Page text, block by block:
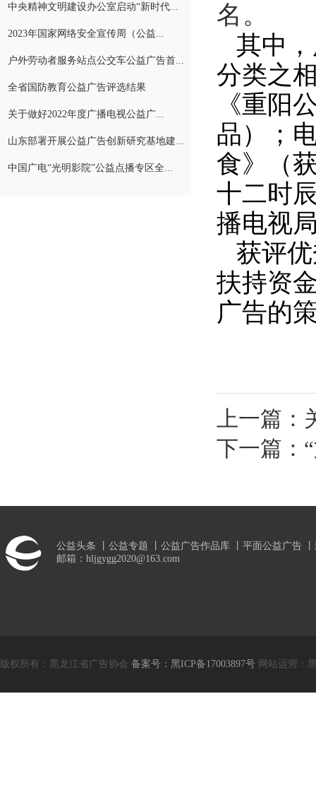
中央精神文明建设办公室启动“新时代...
2023年国家网络安全宣传周（公益...
户外劳动者服务站点公交车公益广告首...
全省国防教育公益广告评选结果
关于做好2022年度广播电视公益广...
山东部署开展公益广告创新研究基地建...
中国广电“光明影院”公益点播专区全...
名。
其中
分类之
《重阳
品）；
食》（
十二时
播电视
获评
扶持资
广告的
上一篇：
下一篇：
公益头条 公益专题 公益广告作品库 平面公益广告
邮箱：hljgygg2020@163.com
版权所有：黑龙江省广告协会 备案号：黑ICP备17003897号 网站运营：